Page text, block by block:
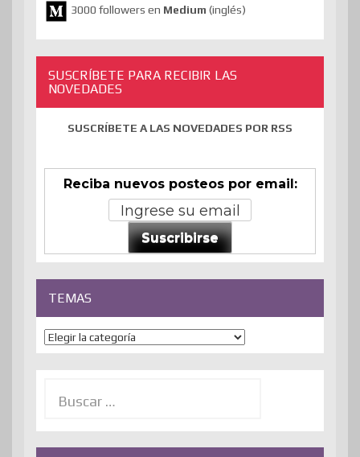
3000 followers en Medium (inglés)
SUSCRÍBETE PARA RECIBIR LAS
NOVEDADES
SUSCRÍBETE A LAS NOVEDADES POR RSS
Reciba nuevos posteos por email:
Suscribirse
TEMAS
Temas